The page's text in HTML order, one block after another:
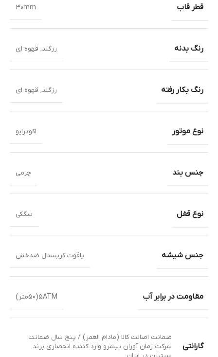
قطر قاب 30mm
رنگ بدنه رزگلد, قهوه ای
رنگ بکار رفته رزگلد, قهوه ای
نوع موتور اکودرایو
جنس بند چرمی
نوع قفل سگکی
جنس شیشه یاقوت کریستال ضدخش
مقاومت در برابر آب 5ATM(50متر)
گارانتی
ضمانت اصالت کالا (مادام العمر) / پنج سال ضمانت
شرکت زمان آوران پیشرو وارد کننده انحصاری برند